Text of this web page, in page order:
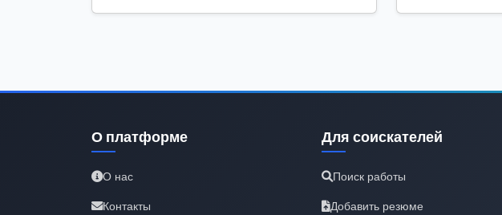
О платформе
О нас
Контакты
Для соискателей
Поиск работы
Добавить резюме